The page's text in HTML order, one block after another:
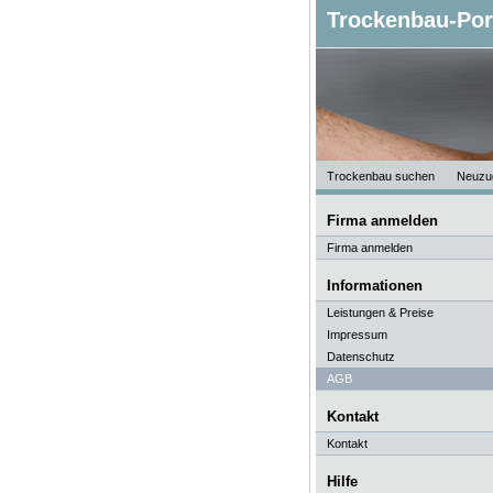
Trockenbau-
Trockenbau suchen
Firma anmelden
Firma anmelden
Informationen
Leistungen & Preise
Impressum
Datenschutz
AGB
Kontakt
Kontakt
Hilfe